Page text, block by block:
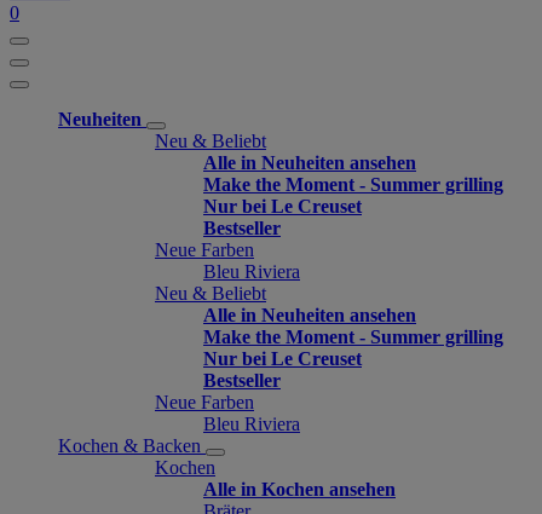
0
Neuheiten
Neu & Beliebt
Alle in Neuheiten ansehen
Make the Moment - Summer grilling
Nur bei Le Creuset
Bestseller
Neue Farben
Bleu Riviera
Neu & Beliebt
Alle in Neuheiten ansehen
Make the Moment - Summer grilling
Nur bei Le Creuset
Bestseller
Neue Farben
Bleu Riviera
Kochen & Backen
Kochen
Alle in Kochen ansehen